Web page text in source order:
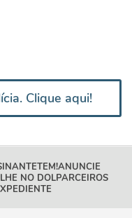
Clique aqui!
TEM!ANUNCIE
NO DOLPARCEIROS